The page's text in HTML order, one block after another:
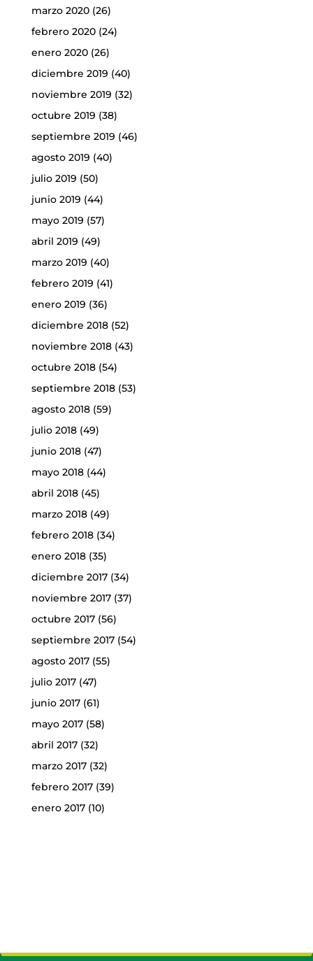
marzo 2020(26)
febrero 2020(24)
enero 2020(26)
diciembre 2019 (40)
noviembre 2019 (32)
octubre 2019 (38)
septiembre 2019 (46)
agosto 2019 (40)
julio 2019 (50)
junio 2019 (44)
mayo 2019 (57)
abril 2019 (49)
marzo 2019 (40)
febrero 2019 (41)
enero 2019 (36)
diciembre 2018(52)
noviembre 2018(43)
octubre 2018(54)
septiembre 2018(53)
agosto 2018(59)
julio 2018(49)
junio 2018(47)
mayo 2018(44)
abril 2018(45)
marzo 2018(49)
febrero 2018(34)
enero 2018(35)
diciembre 2017(34)
noviembre 2017(37)
octubre 2017(56)
septiembre 2017(54)
agosto 2017(55)
julio 2017(47)
junio 2017(61)
mayo 2017(58)
abril 2017(32)
marzo 2017(32)
febrero 2017(39)
enero 2017(10)